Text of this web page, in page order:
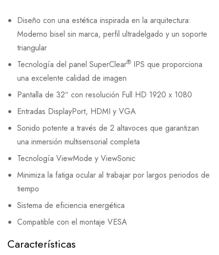
Diseño con una estética inspirada en la arquitectura:
Moderno bisel sin marca, perfil ultradelgado y un soporte
triangular
Tecnología del panel SuperClear® IPS que proporciona
una excelente calidad de imagen
Pantalla de 32″ con resolución Full HD 1920 x 1080
Entradas DisplayPort, HDMI y VGA
Sonido potente a través de 2 altavoces que garantizan
una inmersión multisensorial completa
Tecnología ViewMode y ViewSonic
Minimiza la fatiga ocular al trabajar por largos periodos de
tiempo
Sistema de eficiencia energética
Compatible con el montaje VESA
Características